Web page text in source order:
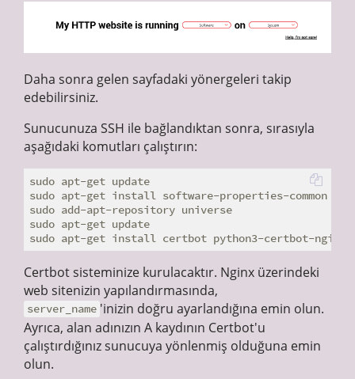
Daha sonra gelen sayfadaki yönergeleri takip
edebilirsiniz.
Sunucunuza SSH ile bağlandıktan sonra, sırasıyla
aşağıdaki komutları çalıştırın:
sudo apt-get update
sudo apt-get install software-properties-common
sudo add-apt-repository universe
sudo apt-get update
Certbot sisteminize kurulacaktır. Nginx üzerindeki
web sitenizin yapılandırmasında,
server_name 'inizin doğru ayarlandığına emin olun.
Ayrıca, alan adınızın A kaydının Certbot'u
çalıştırdığınız sunucuya yönlenmiş olduğuna emin
olun.